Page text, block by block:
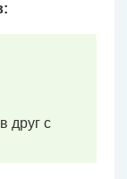
друг с